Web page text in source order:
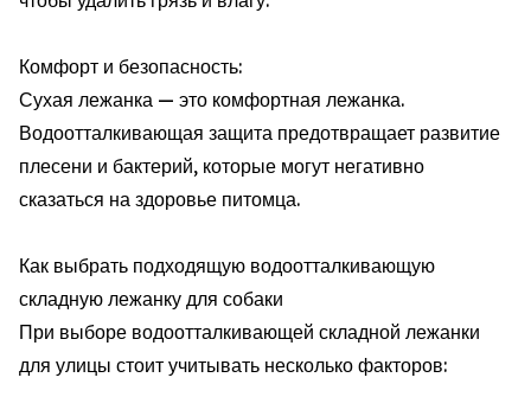
Комфорт и безопасность:
Сухая лежанка — это комфортная лежанка.
Водоотталкивающая защита предотвращает развитие
плесени и бактерий, которые могут негативно
сказаться на здоровье питомца.
Как выбрать подходящую водоотталкивающую
складную лежанку для собаки
При выборе водоотталкивающей складной лежанки
для улицы стоит учитывать несколько факторов: